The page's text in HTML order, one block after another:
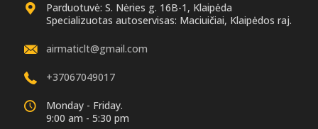
Parduotuvė: S. Nėries g. 16B-1, Klaipėda
Specializuotas autoservisas: Maciuičiai, Klaipėdos raj.
airmaticlt@gmail.com
+37067049017
Monday - Friday.
9:00 am - 5:30 pm